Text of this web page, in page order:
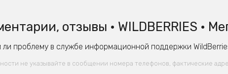
отзывы • WILDBERRIES •
проблему в службе информационной поддержки
не указывайте в сообщении номера телефонов, фактические